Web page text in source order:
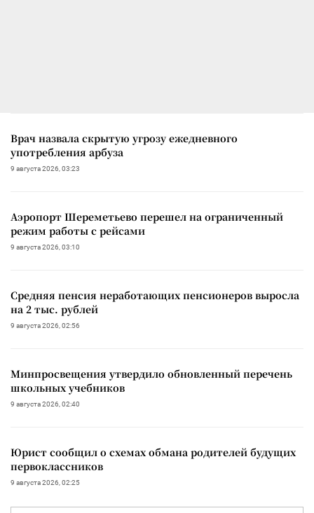
Врач назвала скрытую угрозу ежедневного
употребления арбуза
9 августа 2026, 03:23
Аэропорт Шереметьево перешел на ограниченный
режим работы с рейсами
9 августа 2026, 03:10
Средняя пенсия неработающих пенсионеров выросла
на 2 тыс. рублей
9 августа 2026, 02:56
Минпросвещения утвердило обновленный перечень
школьных учебников
9 августа 2026, 02:40
Юрист сообщил о схемах обмана родителей будущих
первоклассников
9 августа 2026, 02:25